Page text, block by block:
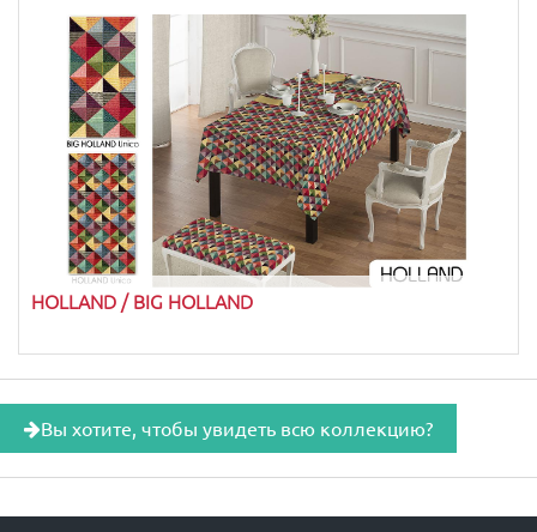
HOLLAND / BIG HOLLAND
Вы хотите, чтобы увидеть всю коллекцию?